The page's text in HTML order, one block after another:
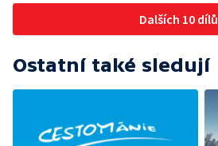
Dalších 10 dílů
Ostatní také sledují